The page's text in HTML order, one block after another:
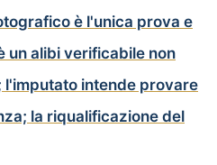
è l'unica prova e
un alibi verificabile non
l'imputato intende provare
la riqualificazione del